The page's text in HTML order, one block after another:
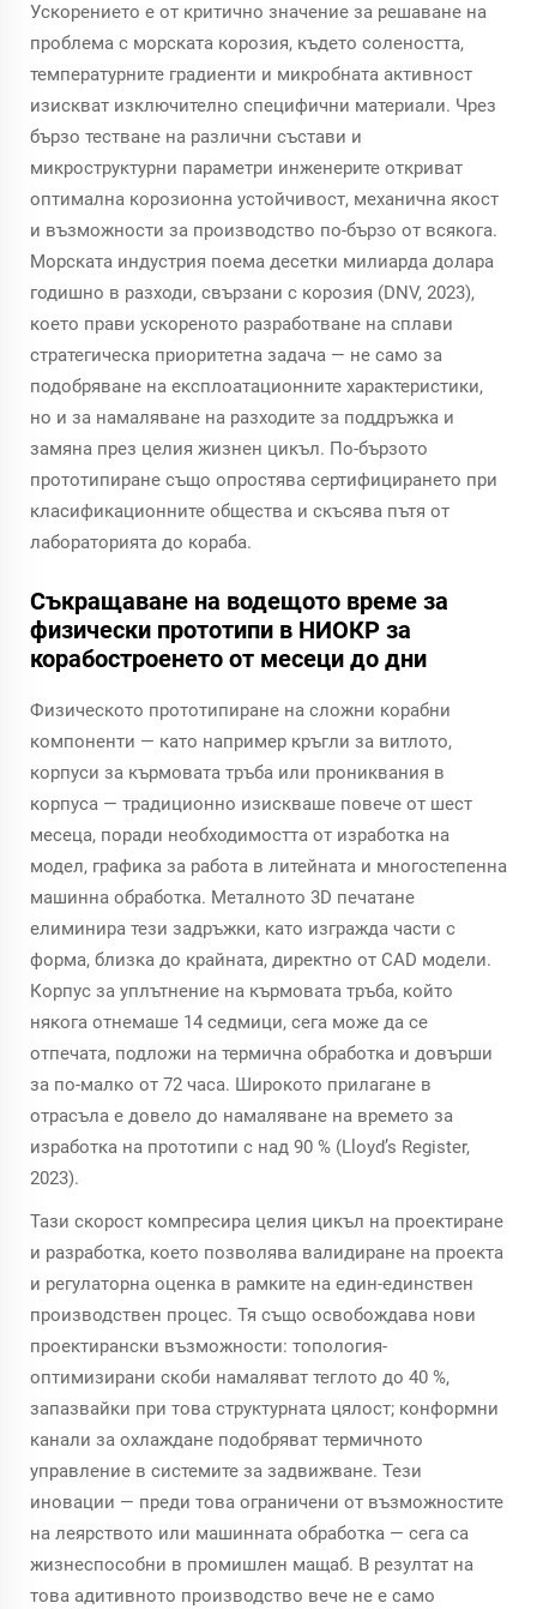
Ускорението е от критично значение за решаване на
проблема с морската корозия, където солеността,
температурните градиенти и микробната активност
изискват изключително специфични материали. Чрез
бързо тестване на различни състави и
микроструктурни параметри инженерите откриват
оптимална корозионна устойчивост, механична якост
и възможности за производство по-бързо от всякога.
Морската индустрия поема десетки милиарда долара
годишно в разходи, свързани с корозия (DNV, 2023),
което прави ускореното разработване на сплави
стратегическа приоритетна задача — не само за
подобряване на експлоатационните характеристики,
но и за намаляване на разходите за поддръжка и
замяна през целия жизнен цикъл. По-бързото
прототипиране също опростява сертифицирането при
класификационните общества и скъсява пътя от
лабораторията до кораба.
Съкращаване на водещото време за
физически прототипи в НИОКР за
корабостроенето от месеци до дни
Физическото прототипиране на сложни корабни
компоненти — като например кръгли за витлото,
корпуси за кърмовата тръба или прониквания в
корпуса — традиционно изискваше повече от шест
месеца, поради необходимостта от изработка на
модел, графика за работа в литейната и многостепенна
машинна обработка. Металното 3D печатане
елиминира тези задръжки, като изгражда части с
форма, близка до крайната, директно от CAD модели.
Корпус за уплътнение на кърмовата тръба, който
някога отнемаше 14 седмици, сега може да се
отпечата, подложи на термична обработка и довърши
за по-малко от 72 часа. Широкото прилагане в
отрасъла е довело до намаляване на времето за
изработка на прототипи с над 90 % (Lloyd’s Register,
2023).
Тази скорост компресира целия цикъл на проектиране
и разработка, което позволява валидиране на проекта
и регулаторна оценка в рамките на един-единствен
производствен процес. Тя също освобождава нови
проектирански възможности: топология-
оптимизирани скоби намаляват теглото до 40 %,
запазвайки при това структурната цялост; конформни
канали за охлаждане подобряват термичното
управление в системите за задвижване. Тези
иновации — преди това ограничени от възможностите
на леярството или машинната обработка — сега са
жизнеспособни в промишлен мащаб. В резултат на
това адитивното производство вече не е само